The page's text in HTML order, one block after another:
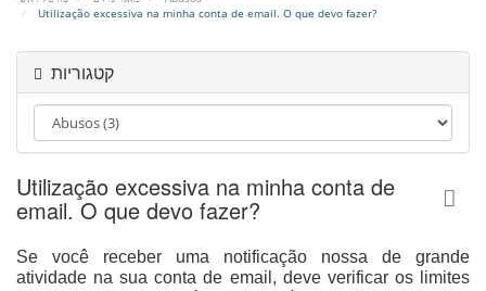
Utilização excessiva na minha conta de email. O que devo fazer?
קטגוריות
Utilização excessiva na minha conta de
email. O que devo fazer?
Se você receber uma notificação nossa de grande
atividade na sua conta de email, deve verificar os limites